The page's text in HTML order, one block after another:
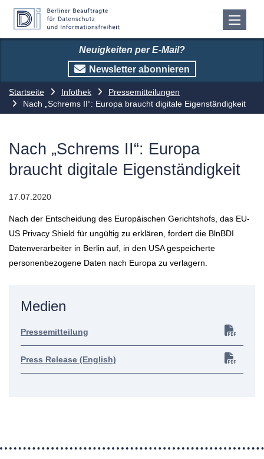
Neuigkeiten per E-Mail?
Newsletter abonnieren
Startseite Infothek
Pressemitteilungen
Nach „Schrems II“: Europa braucht digitale Eigenständigkeit
Nach „Schrems II“: Europa
braucht digitale Eigenständigkeit
17.07.2020
Nach der Entscheidung des Europäischen Gerichtshofs, das EU-
US Privacy Shield für ungültig zu erklären, fordert die BlnBDI
Datenverarbeiter in Berlin auf, in den USA gespeicherte
personenbezogene Daten nach Europa zu verlagern.
Medien
Pressemitteilung
Press Release (English)